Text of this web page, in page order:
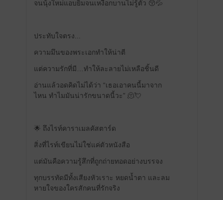
จนนุ้งใหม่แอบยิ้มจนเหงือกบานไม่รู้ตัว 😚💦
ประทับใจตรง...
ความมึนของพระเอกทำให้น่าตี
แต่ความรักที่มี…ทำให้ละลายไม่เหลือชิ้นดี
อ่านแล้วอดคิดไม่ได้ว่า “เธอเอาคนนี้มาจาก
ไหน ทำไมมันน่ารักขนาดนี้วะ” 🫠💘
🌟 ถึงไรท์คาราเมลคัสตาร์ด
สิ่งที่ไรท์เขียนไม่ใช่แค่ตัวหนังสือ
แต่มันคือความรู้สึกที่ถูกถ่ายทอดอย่างบรรจง
ทุกบรรทัดมีทั้งเสียงหัวเราะ หยดน้ำตา และลม
หายใจของใครสักคนที่รักจริง